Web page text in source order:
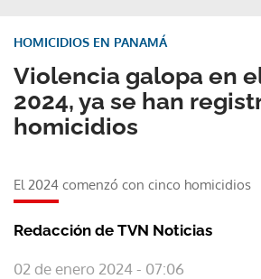
Violencia galopa en
2024, ya se han
homicidios
HOMICIDIOS EN PANAMÁ
El 2024 comenzó con cinco homicidios
Redacción de TVN Noticias
02 de enero 2024 - 07:06